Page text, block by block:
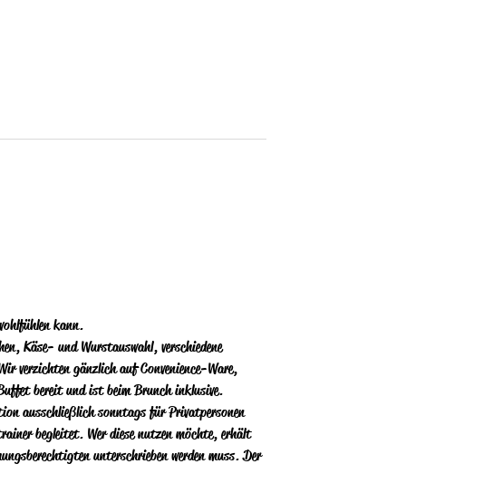
kann.
Käse- und Wurstauswahl, verschiedene
verzichten gänzlich auf Convenience-Ware,
bereit und ist beim Brunch inklusive.
ausschließlich sonntags für Privatpersonen
begleitet.  Wer diese nutzen  möchte, erhält
unterschrieben werden muss. Der